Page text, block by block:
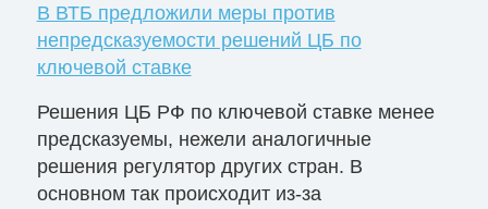
В ВТБ предложили меры против
непредсказуемости решений ЦБ по
ключевой ставке
Решения ЦБ РФ по ключевой ставке менее
предсказуемы, нежели аналогичные
решения регулятор других стран. В
основном так происходит из-за